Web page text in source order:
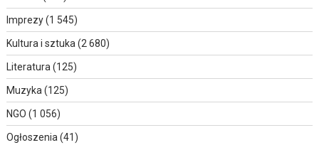
Imprezy(1 545)
Kultura i sztuka (2 680)
Literatura (125)
Muzyka (125)
NGO (1 056)
Ogłoszenia (41)